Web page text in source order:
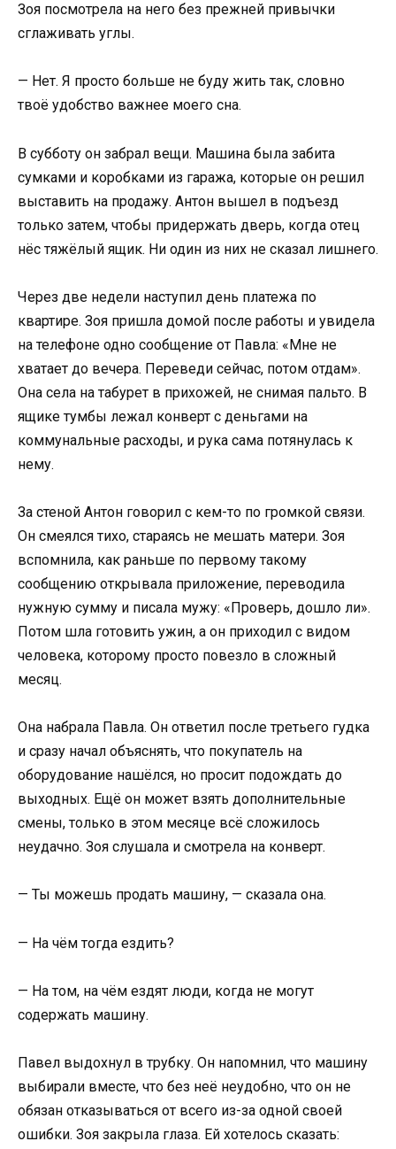
Зоя посмотрела на него без прежней привычки
сглаживать углы.
— Нет. Я просто больше не буду жить так, словно
твоё удобство важнее моего сна.
В субботу он забрал вещи. Машина была забита
сумками и коробками из гаража, которые он решил
выставить на продажу. Антон вышел в подъезд
только затем, чтобы придержать дверь, когда отец
нёс тяжёлый ящик. Ни один из них не сказал лишнего.
Через две недели наступил день платежа по
квартире. Зоя пришла домой после работы и увидела
на телефоне одно сообщение от Павла: «Мне не
хватает до вечера. Переведи сейчас, потом отдам».
Она села на табурет в прихожей, не снимая пальто. В
ящике тумбы лежал конверт с деньгами на
коммунальные расходы, и рука сама потянулась к
нему.
За стеной Антон говорил с кем-то по громкой связи.
Он смеялся тихо, стараясь не мешать матери. Зоя
вспомнила, как раньше по первому такому
сообщению открывала приложение, переводила
нужную сумму и писала мужу: «Проверь, дошло ли».
Потом шла готовить ужин, а он приходил с видом
человека, которому просто повезло в сложный
месяц.
Она набрала Павла. Он ответил после третьего гудка
и сразу начал объяснять, что покупатель на
оборудование нашёлся, но просит подождать до
выходных. Ещё он может взять дополнительные
смены, только в этом месяце всё сложилось
неудачно. Зоя слушала и смотрела на конверт.
— Ты можешь продать машину, — сказала она.
— На чём тогда ездить?
— На том, на чём ездят люди, когда не могут
содержать машину.
Павел выдохнул в трубку. Он напомнил, что машину
выбирали вместе, что без неё неудобно, что он не
обязан отказываться от всего из-за одной своей
ошибки. Зоя закрыла глаза. Ей хотелось сказать: